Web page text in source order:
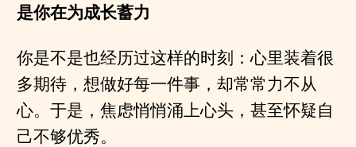
是你在为成长蓄力
你是不是也经历过这样的时刻：心里装着很
多期待，想做好每一件事，却常常力不从
心。于是，焦虑悄悄涌上心头，甚至怀疑自
己不够优秀。